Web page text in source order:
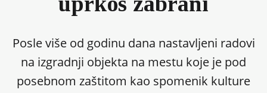
Posle više od godinu dana nastavljeni radovi
na izgradnji objekta na mestu koje je pod
posebnom zaštitom kao spomenik kulture